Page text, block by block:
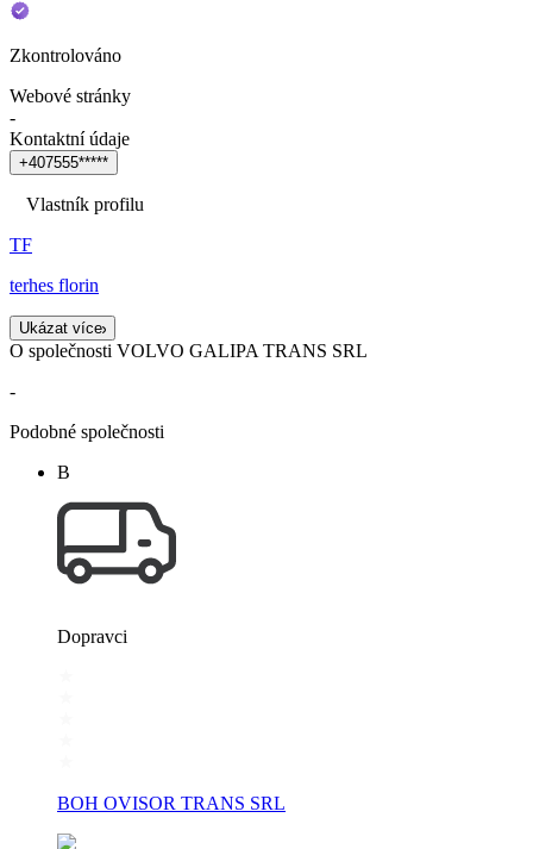
Zkontrolováno
Webové stránky
-
Kontaktní údaje
+407555*****
Vlastník profilu
TF
terhes florin
Ukázat více
O společnosti VOLVO GALIPA TRANS SRL
-
Podobné společnosti
B
Dopravci
BOH OVISOR TRANS SRL